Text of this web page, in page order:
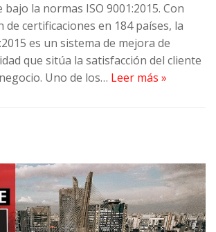
la normas ISO 9001:2015. Con
de certificaciones en 184 países, la
es un sistema de mejora de
que sitúa la satisfacción del cliente
Uno de los… Leer más »